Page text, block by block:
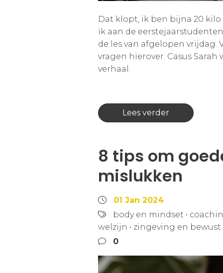
Dat klopt, ik ben bijna 20
ik aan de
de les van afgelopen
vragen hierover. Casus
verhaal.
Lees verder
8 tips om
mislukken
01 Jan 2024
body en mindset •
welzijn • zingeving en bewust
0